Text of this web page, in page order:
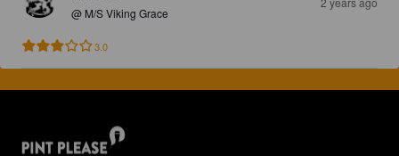
@ M/S Viking Grace
3.0